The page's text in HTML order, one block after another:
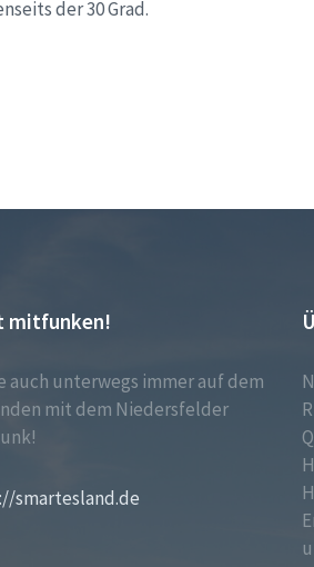
der 30 Grad.
mitfunken!
auch unterwegs immer auf dem
mit dem Niedersfelder
smartesland.de